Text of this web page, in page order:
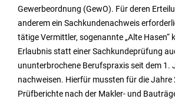
Gewerbeordnung (GewO). Für deren
anderem ein Sachkundenachweis
tätige Vermittler, sogenannte „Alte Hasen“
Erlaubnis statt einer Sachkundeprüfung
ununterbrochene Berufspraxis seit dem 1.
nachweisen. Hierfür mussten für die Jahre
Prüfberichte nach der Makler- und